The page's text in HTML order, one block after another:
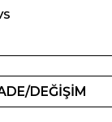
DEĞİŞİM